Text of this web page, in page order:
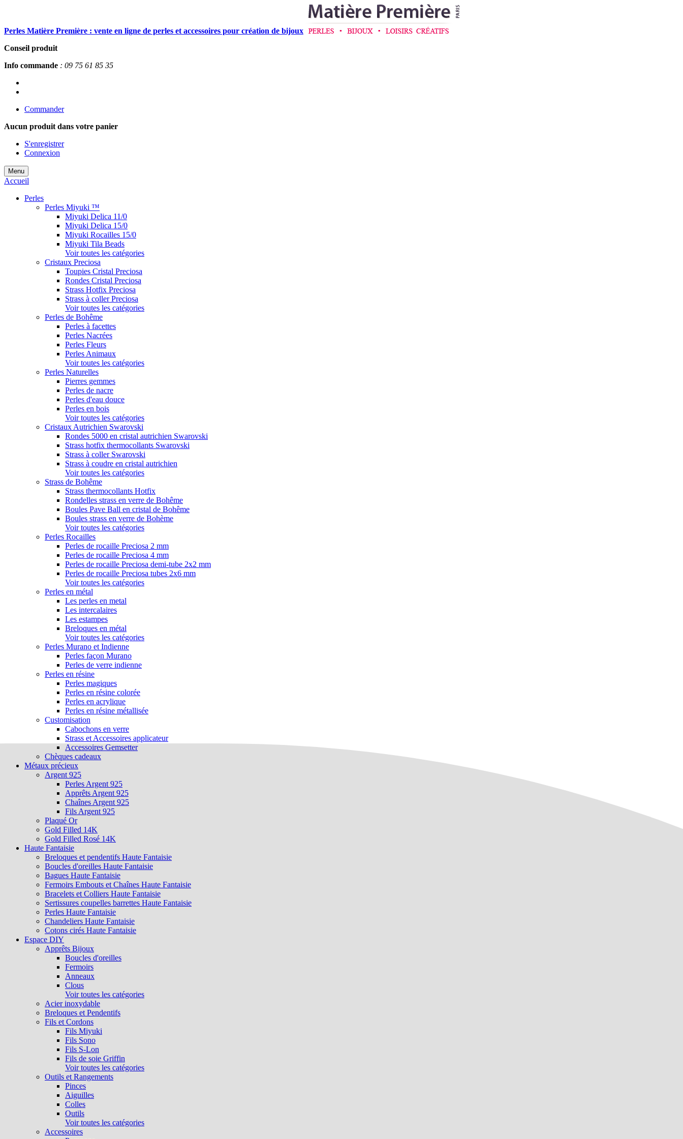
Perles Matière Première : vente en ligne de perles et accessoires pour création de bijoux
Conseil produit
Info commande : 09 75 61 85 35
Commander
Aucun produit dans votre panier
S'enregistrer
Connexion
Menu
Accueil
Perles
Perles Miyuki ™
Miyuki Delica 11/0
Miyuki Delica 15/0
Miyuki Rocailles 15/0
Miyuki Tila Beads
Voir toutes les catégories
Cristaux Preciosa
Toupies Cristal Preciosa
Rondes Cristal Preciosa
Strass Hotfix Preciosa
Strass à coller Preciosa
Voir toutes les catégories
Perles de Bohême
Perles à facettes
Perles Nacrées
Perles Fleurs
Perles Animaux
Voir toutes les catégories
Perles Naturelles
Pierres gemmes
Perles de nacre
Perles d'eau douce
Perles en bois
Voir toutes les catégories
Cristaux Autrichien Swarovski
Rondes 5000 en cristal autrichien Swarovski
Strass hotfix thermocollants Swarovski
Strass à coller Swarovski
Strass à coudre en cristal autrichien
Voir toutes les catégories
Strass de Bohême
Strass thermocollants Hotfix
Rondelles strass en verre de Bohême
Boules Pave Ball en cristal de Bohême
Boules strass en verre de Bohème
Voir toutes les catégories
Perles Rocailles
Perles de rocaille Preciosa 2 mm
Perles de rocaille Preciosa 4 mm
Perles de rocaille Preciosa demi-tube 2x2 mm
Perles de rocaille Preciosa tubes 2x6 mm
Voir toutes les catégories
Perles en métal
Les perles en metal
Les intercalaires
Les estampes
Breloques en métal
Voir toutes les catégories
Perles Murano et Indienne
Perles façon Murano
Perles de verre indienne
Perles en résine
Perles magiques
Perles en résine colorée
Perles en acrylique
Perles en résine métallisée
Customisation
Cabochons en verre
Strass et Accessoires applicateur
Accessoires Gemsetter
Chèques cadeaux
Métaux précieux
Argent 925
Perles Argent 925
Apprêts Argent 925
Chaînes Argent 925
Fils Argent 925
Plaqué Or
Gold Filled 14K
Gold Filled Rosé 14K
Haute Fantaisie
Breloques et pendentifs Haute Fantaisie
Boucles d'oreilles Haute Fantaisie
Bagues Haute Fantaisie
Fermoirs Embouts et Chaînes Haute Fantaisie
Bracelets et Colliers Haute Fantaisie
Sertissures coupelles barrettes Haute Fantaisie
Perles Haute Fantaisie
Chandeliers Haute Fantaisie
Cotons cirés Haute Fantaisie
Espace DIY
Apprêts Bijoux
Boucles d'oreilles
Fermoirs
Anneaux
Clous
Voir toutes les catégories
Acier inoxydable
Breloques et Pendentifs
Fils et Cordons
Fils Miyuki
Fils Sono
Fils S-Lon
Fils de soie Griffin
Voir toutes les catégories
Outils et Rangements
Pinces
Aiguilles
Colles
Outils
Voir toutes les catégories
Accessoires